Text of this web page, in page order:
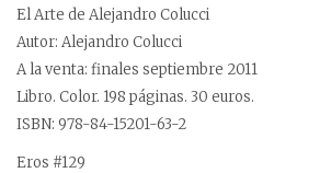
El Arte de Alejandro Colucci
Autor: Alejandro Colucci
A la venta: finales septiembre 2011
Libro. Color. 198 páginas. 30 euros.
ISBN: 978-84-15201-63-2
Eros #129